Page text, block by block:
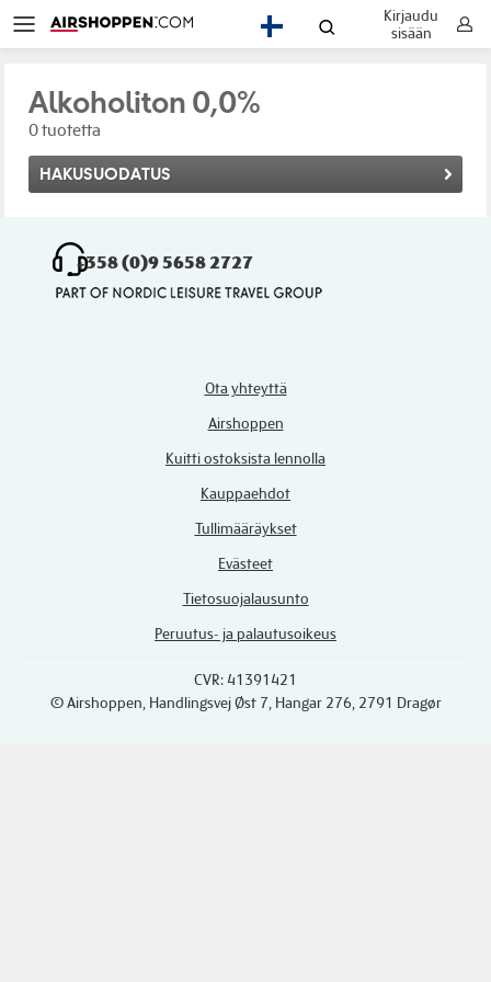
Kirjaudu
sisään
Alkoholiton 0,0%
0 tuotetta
HAKUSUODATUS
+358 (0)9 5658 2727
Ota yhteyttä
Airshoppen
Kuitti ostoksista lennolla
Kauppaehdot
Tullimääräykset
Evästeet
Tietosuojalausunto
Peruutus- ja palautusoikeus
CVR: 41391421
© Airshoppen , Handlingsvej Øst 7, Hangar 276, 2791 Dragør